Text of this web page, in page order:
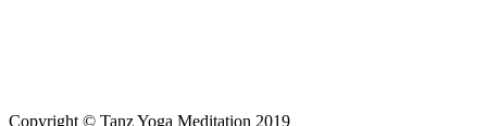
Copyright © Tanz Yoga Meditation 2019